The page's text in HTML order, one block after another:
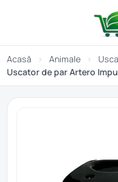
Acasă › Animale ›
Uscator de par Artero